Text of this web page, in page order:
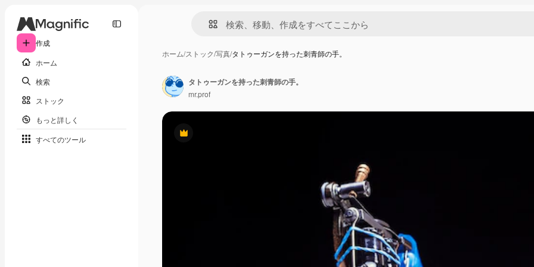
作成
ホーム
検索
ストック
もっと詳しく
すべてのツール
ホーム/ストック/写真/タトゥーガンを持った刺青師の手。
Premium
タトゥーガンを持った刺青師の手。
mr.prof